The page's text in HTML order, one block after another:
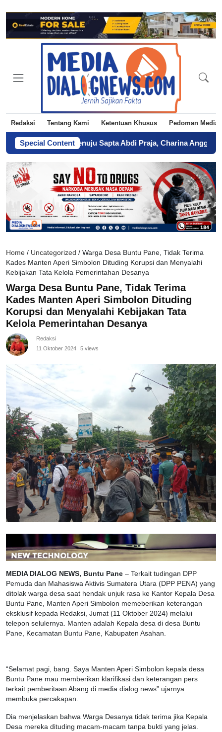
Redaksi Tentang Kami Ketentuan Khusus Pedoman Media
Special Content
Menuju Sapta Abdi Praja, Charina Anggie Simbolon
Home / Uncategorized / Warga Desa Buntu Pane, Tidak Terima
Kades Manten Aperi Simbolon Dituding Korupsi dan Menyalahi
Kebijakan Tata Kelola Pemerintahan Desanya
Warga Desa Buntu Pane, Tidak Terima
Kades Manten Aperi Simbolon Dituding
Korupsi dan Menyalahi Kebijakan Tata
Kelola Pemerintahan Desanya
Redaksi
11 Oktober 2024
5 views
MEDIA DIALOG NEWS, Buntu Pane – Terkait tudingan DPP
Pemuda dan Mahasiswa Aktivis Sumatera Utara (DPP PENA) yang
ditolak warga desa saat hendak unjuk rasa ke Kantor Kepala Desa
Buntu Pane, Manten Aperi Simbolon memeberikan keterangan
eksklusif kepada Redaksi, Jumat (11 Oktober 2024) melalui
telepon selulernya. Manten adalah Kepala desa di desa Buntu
Pane, Kecamatan Buntu Pane, Kabupaten Asahan.
“Selamat pagi, bang. Saya Manten Aperi Simbolon kepala desa
Buntu Pane mau memberikan klarifikasi dan keterangan pers
terkait pemberitaan Abang di media dialog news” ujarnya
membuka percakapan.
Dia menjelaskan bahwa Warga Desanya tidak terima jika Kepala
Desa mereka dituding macam-macam tanpa bukti yang jelas.